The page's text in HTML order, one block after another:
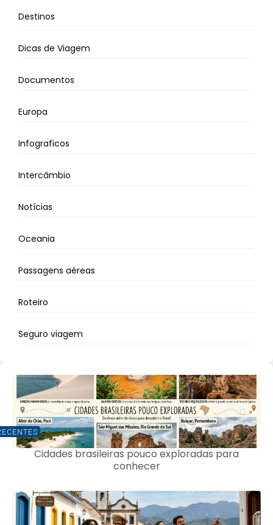
Destinos
Dicas de Viagem
Documentos
Europa
Infograficos
Intercâmbio
Notícias
Oceania
Passagens aéreas
Roteiro
Seguro viagem
Cidades brasileiras pouco exploradas para
conhecer